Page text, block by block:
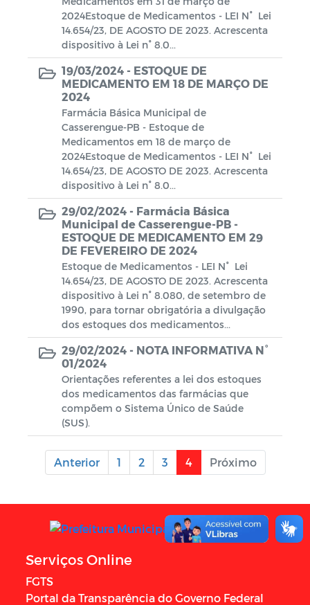
Contratação Direta
Estoque de Medicamento
POLITICA NACIONAL ALDIR BLANC -
PNAB CASSERENGUE/PB
Conselho Municipal de Assistência
Social - CMAS
2024Estoque de Medicamentos - LEI N° Lei
14.654/23, DE AGOSTO DE 2023. Acrescenta
dispositivo à Lei n° 8.0...
19/03/2024 - ESTOQUE DE
MEDICAMENTO EM 18 DE MARÇO DE
2024
Farmácia Básica Municipal de
Casserengue-PB - Estoque de
Medicamentos em 18 de março de
2024Estoque de Medicamentos - LEI N° Lei
14.654/23, DE AGOSTO DE 2023. Acrescenta
dispositivo à Lei n° 8.0...
29/02/2024 - Farmácia Básica
Municipal de Casserengue-PB -
ESTOQUE DE MEDICAMENTO EM 29
DE FEVEREIRO DE 2024
Estoque de Medicamentos - LEI N° Lei
14.654/23, DE AGOSTO DE 2023. Acrescenta
dispositivo à Lei n° 8.080, de setembro de
1990, para tornar obrigatória a divulgação
dos estoques dos medicamentos...
29/02/2024 - NOTA INFORMATIVA N°
01/2024
Orientações referentes a lei dos estoques
dos medicamentos das farmácias que
compõem o Sistema Único de Saúde
(SUS).
Anterior 1 2 3 4 Próximo
Serviços Online
FGTS
Portal da Transparência do Governo Federal